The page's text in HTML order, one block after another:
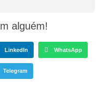
alguém!
LinkedIn WhatsApp
Telegram